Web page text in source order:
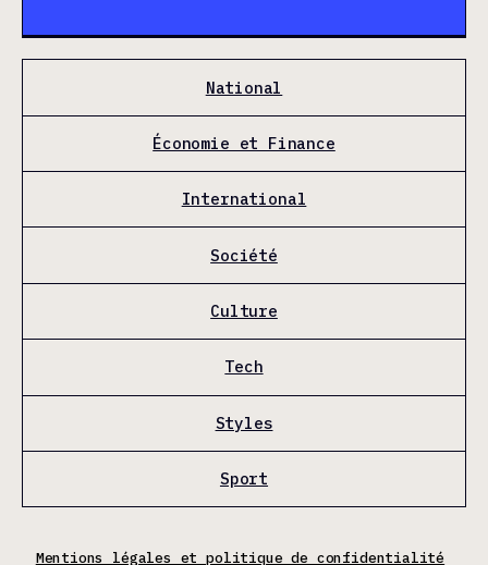
National
Économie et Finance
International
Société
Culture
Tech
Styles
Sport
Mentions légales et politique de confidentialité